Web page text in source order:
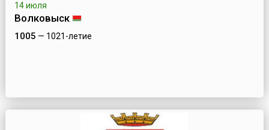
14 июля
Волковыск
1005 — 1021-летие